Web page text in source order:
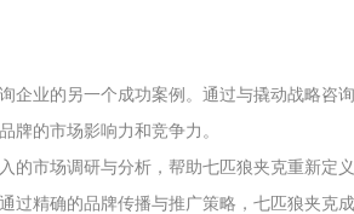
企业的另一个成功案例。通过与撬动战略咨
牌的市场影响力和竞争力。
的市场调研与分析，帮助七匹狼夹克重新定
过精确的品牌传播与推广策略，七匹狼夹克